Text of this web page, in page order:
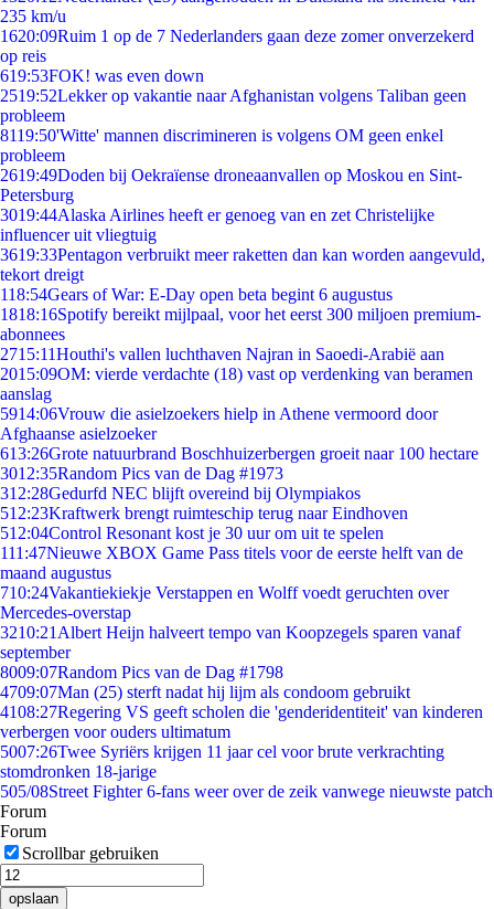
235 km/u
1620:09Ruim 1 op de 7 Nederlanders gaan deze zomer onverzekerd
op reis
619:53FOK! was even down
2519:52Lekker op vakantie naar Afghanistan volgens Taliban geen
probleem
8119:50'Witte' mannen discrimineren is volgens OM geen enkel
probleem
2619:49Doden bij Oekraïense droneaanvallen op Moskou en Sint-
Petersburg
3019:44Alaska Airlines heeft er genoeg van en zet Christelijke
influencer uit vliegtuig
3619:33Pentagon verbruikt meer raketten dan kan worden aangevuld,
tekort dreigt
118:54Gears of War: E-Day open beta begint 6 augustus
1818:16Spotify bereikt mijlpaal, voor het eerst 300 miljoen premium-
abonnees
2715:11Houthi's vallen luchthaven Najran in Saoedi-Arabië aan
2015:09OM: vierde verdachte (18) vast op verdenking van beramen
aanslag
5914:06Vrouw die asielzoekers hielp in Athene vermoord door
Afghaanse asielzoeker
613:26Grote natuurbrand Boschhuizerbergen groeit naar 100 hectare
3012:35Random Pics van de Dag #1973
312:28Gedurfd NEC blijft overeind bij Olympiakos
512:23Kraftwerk brengt ruimteschip terug naar Eindhoven
512:04Control Resonant kost je 30 uur om uit te spelen
111:47Nieuwe XBOX Game Pass titels voor de eerste helft van de
maand augustus
710:24Vakantiekiekje Verstappen en Wolff voedt geruchten over
Mercedes-overstap
3210:21 Albert Heijn halveert tempo van Koopzegels sparen vanaf
september
8009:07Random Pics van de Dag #1798
4709:07Man (25) sterft nadat hij lijm als condoom gebruikt
4108:27Regering VS geeft scholen die 'genderidentiteit' van kinderen
verbergen voor ouders ultimatum
5007:26Twee Syriërs krijgen 11 jaar cel voor brute verkrachting
stomdronken 18-jarige
505/08Street Fighter 6-fans weer over de zeik vanwege nieuwste patch
Forum
Forum
Scrollbar gebruiken
opslaan